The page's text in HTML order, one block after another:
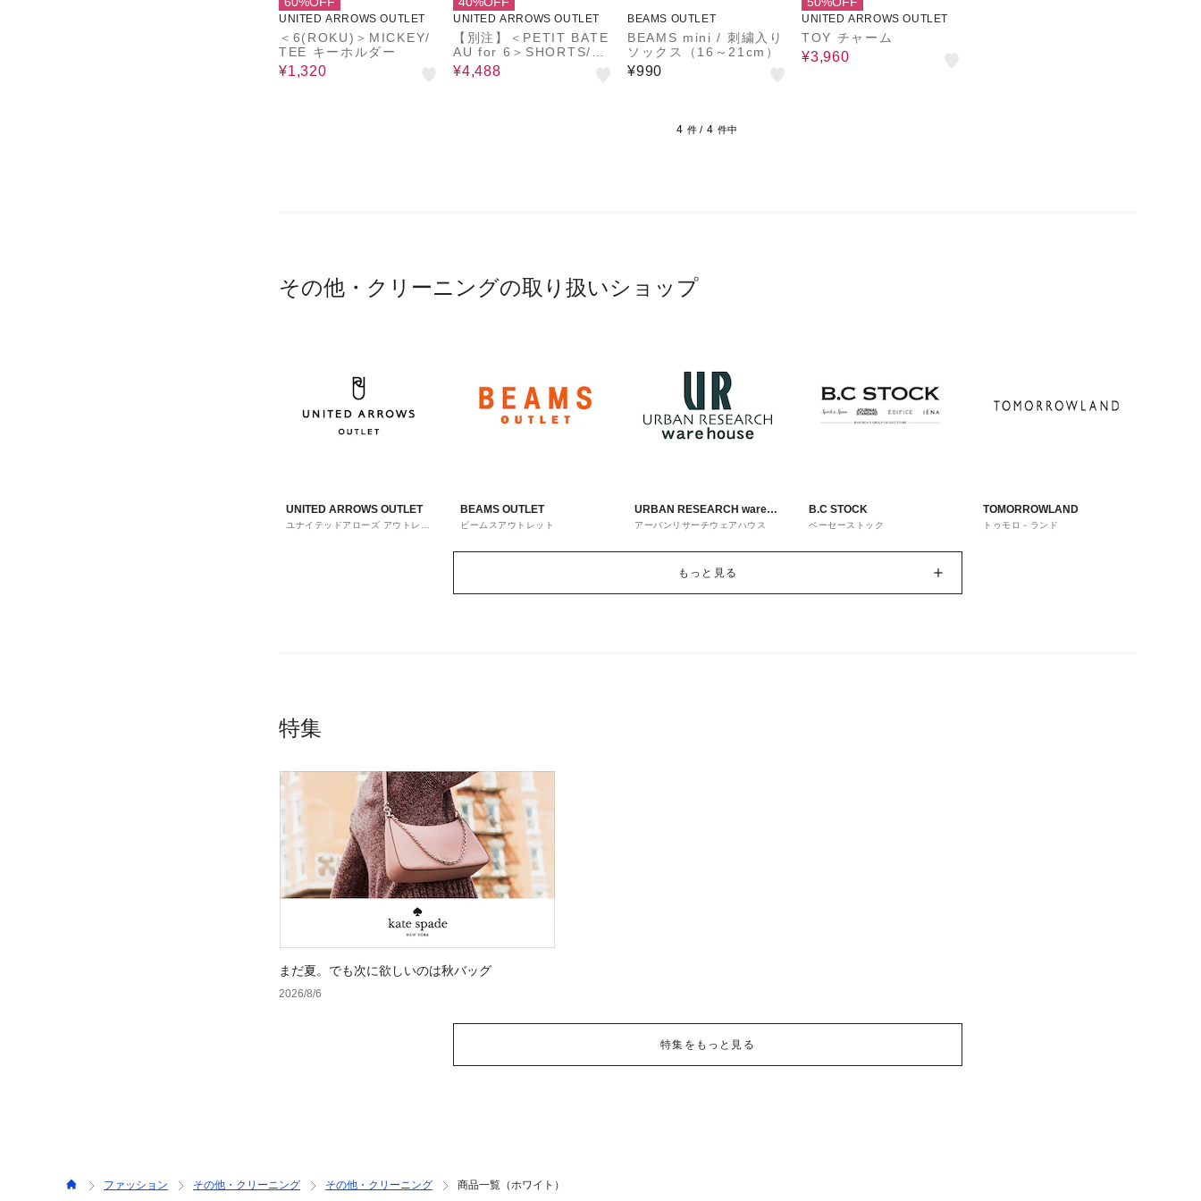
UNITED ARROWS OUTLET
＜6(ROKU)＞MICKEY/
TEE キーホルダー
¥1,320
UNITED ARROWS OUTLET
【別注】＜PETIT BATE
AU for 6＞SHORTS/シ
ョートパンツ
¥4,488
BEAMS OUTLET
BEAMS mini / 刺繍入り
ソックス（16～21cm）
¥990
UNITED ARROWS OUTLET
TOY チャーム
¥3,960
4 件 / 4 件中
その他・クリーニングの取り扱いショップ
UNITED ARROWS OUTLET
ユナイテッドアローズ アウトレッ
BEAMS OUTLET
ビームスアウトレット
URBAN RESEARCH ware
house
アーバンリサーチウェアハウス
B.C STOCK
ベーセーストック
TOMORROWLAND
トゥモロ－ランド
もっと見る
特集
まだ夏。でも次に欲しいのは秋バッグ
2026/8/6
特集をもっと見る
ファッション その他・クリーニング その他・クリーニング 商品一覧（ホワイト）